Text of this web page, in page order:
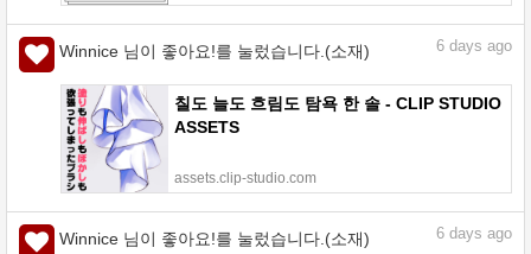
Winnice 님이 좋아요!를 눌렀습니다.(소재) 6 days ago
칠도 늘도 흐림도 탐욕 한 솔 - CLIP STUDIO
ASSETS
assets.clip-studio.com
Winnice 님이 좋아요!를 눌렀습니다.(소재) 6 days ago